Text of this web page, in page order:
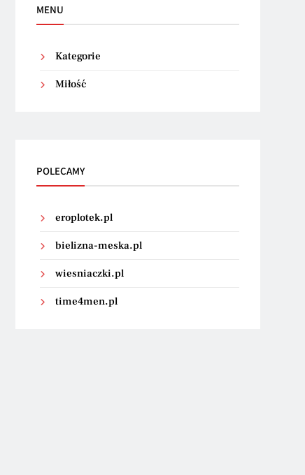
MENU
Kategorie
Miłość
POLECAMY
eroplotek.pl
bielizna-meska.pl
wiesniaczki.pl
time4men.pl